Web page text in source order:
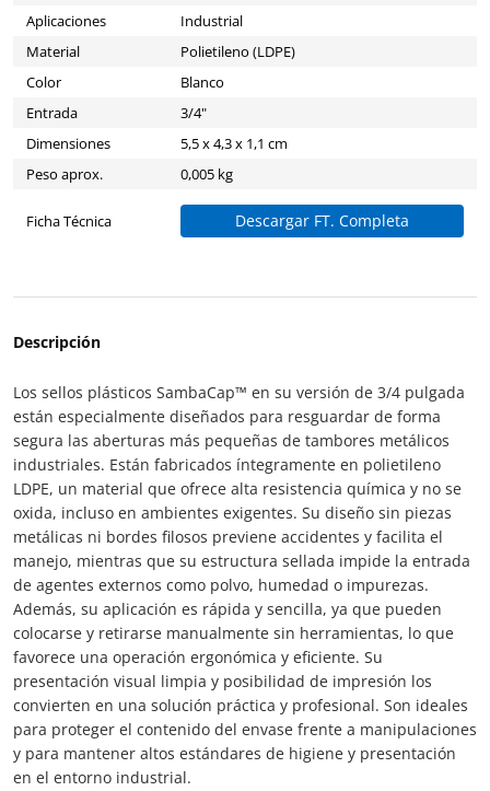
Aplicaciones
Industrial
Material
Polietileno (LDPE)
Color
Blanco
Entrada
3/4"
Dimensiones
5,5 x 4,3 x 1,1 cm
Peso aprox.
0,005 kg
Ficha Técnica Descargar FT. Completa
Descripción
Los sellos plásticos SambaCap™ en su versión de 3/4 pulgada
están especialmente diseñados para resguardar de forma
segura las aberturas más pequeñas de tambores metálicos
industriales. Están fabricados íntegramente en polietileno
LDPE, un material que ofrece alta resistencia química y no se
oxida, incluso en ambientes exigentes. Su diseño sin piezas
metálicas ni bordes filosos previene accidentes y facilita el
manejo, mientras que su estructura sellada impide la entrada
de agentes externos como polvo, humedad o impurezas.
Además, su aplicación es rápida y sencilla, ya que pueden
colocarse y retirarse manualmente sin herramientas, lo que
favorece una operación ergonómica y eficiente. Su
presentación visual limpia y posibilidad de impresión los
convierten en una solución práctica y profesional. Son ideales
para proteger el contenido del envase frente a manipulaciones
y para mantener altos estándares de higiene y presentación
en el entorno industrial.